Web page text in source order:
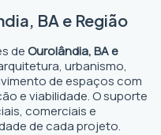
BA e Região
deOurolândia, BA e
urbanismo,
de espaços com
e viabilidade. O suporte
comerciais e
de cada projeto.